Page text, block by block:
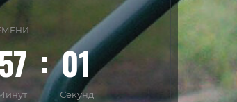
56 59
Секунд